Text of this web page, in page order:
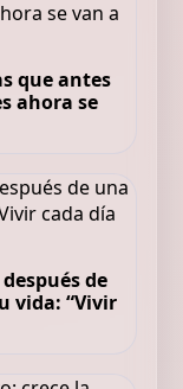
que antes
ahora se
de
vida: “Vivir